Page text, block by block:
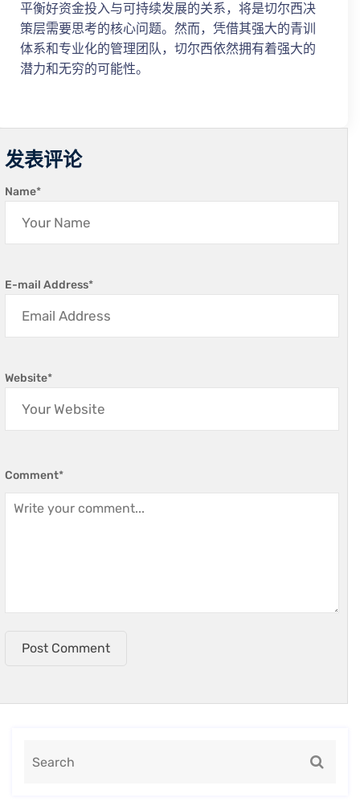
平衡好资金投入与可持续发展的关系，将是切尔西决
策层需要思考的核心问题。然而，凭借其强大的青训
体系和专业化的管理团队，切尔西依然拥有着强大的
潜力和无穷的可能性。
发表评论
Name*
E-mail Address*
Website*
Comment*
Post Comment